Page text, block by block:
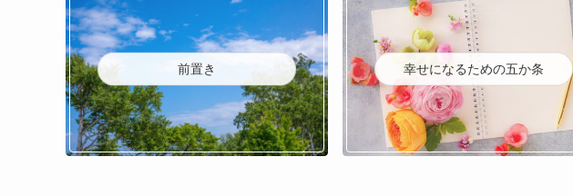
前置き 幸せになるための五か条